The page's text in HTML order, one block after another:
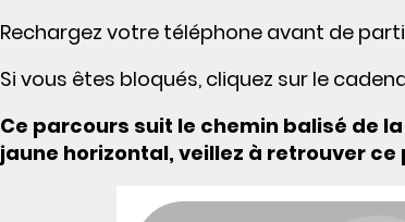
Rechargez votre téléphone avant de
Si vous êtes bloqués, cliquez sur le
Ce parcours suit le chemin balisé de
jaune horizontal, veillez à retrouver